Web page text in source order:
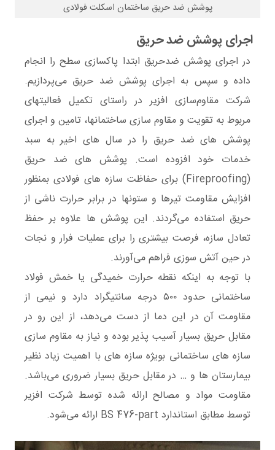
پوشش ضد حریق ساختمان اسکلت فولادی
اجرای پوشش ضد حریق
در اجرای پوشش ضدحریق ابتدا پاکسازی سطح را انجام
داده و سپس به اجرای پوشش ضد حریق می‌پردازیم.
شرکت مقاوم‌سازی افزیر در راستای تکمیل فعالیتهای
مربوط به تقویت و مقاوم سازی ساختمانها، تامین و اجرای
پوشش های ضد حریق را در سال های اخیر به سبد
خدمات خود افزوده است. پوشش های ضد حریق
(Fireproofing) برای حفاظت سازه های فولادی بمنظور
افزایش مقاومت تیرها و ستونها در برابر حرارت ناشی از
حریق استفاده می‌گردند. این پوشش ها علاوه بر حفظ
تعادل سازه، فرصت بیشتری را برای عملیات فرار و نجات
در حین آتش سوزی فراهم می‌آورند.
با توجه به اینکه نقطه حرارت خمیدگی یا خمش فولاد
ساختمانی حدود ۵۰۰ درجه سانتیگراد دارد و نیمی از
مقاومت آن در این دما از دست می‌دهد، از این رو در
مقابل حریق بسیار آسیب پذیر بوده و نیاز به مقاوم سازی
سازه های ساختمانی بویژه سازه های با اهمیت زیاد نظیر
بیمارستان ها و … در مقابل حریق بسیار ضروری می‌باشد.
مقاومت مواد و مصالح ارائه شده توسط شرکت افزیر
توسط مطابق استاندارد BS 476-part ارائه می‌شود.